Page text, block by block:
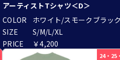
アーティストTシャツ＜D＞
COLOR
ホワイト/スモークブラッ
SIZE
S/M/L/XL
PRICE
￥4,200
24・25